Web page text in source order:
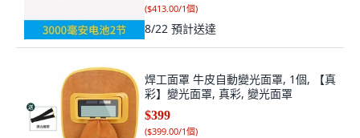
($413.00/1個)
8/22 預計送達
焊工面罩 牛皮自動變光面罩, 1個, 【真
彩】變光面罩, 真彩, 變光面罩
$399
($399.00/1個)